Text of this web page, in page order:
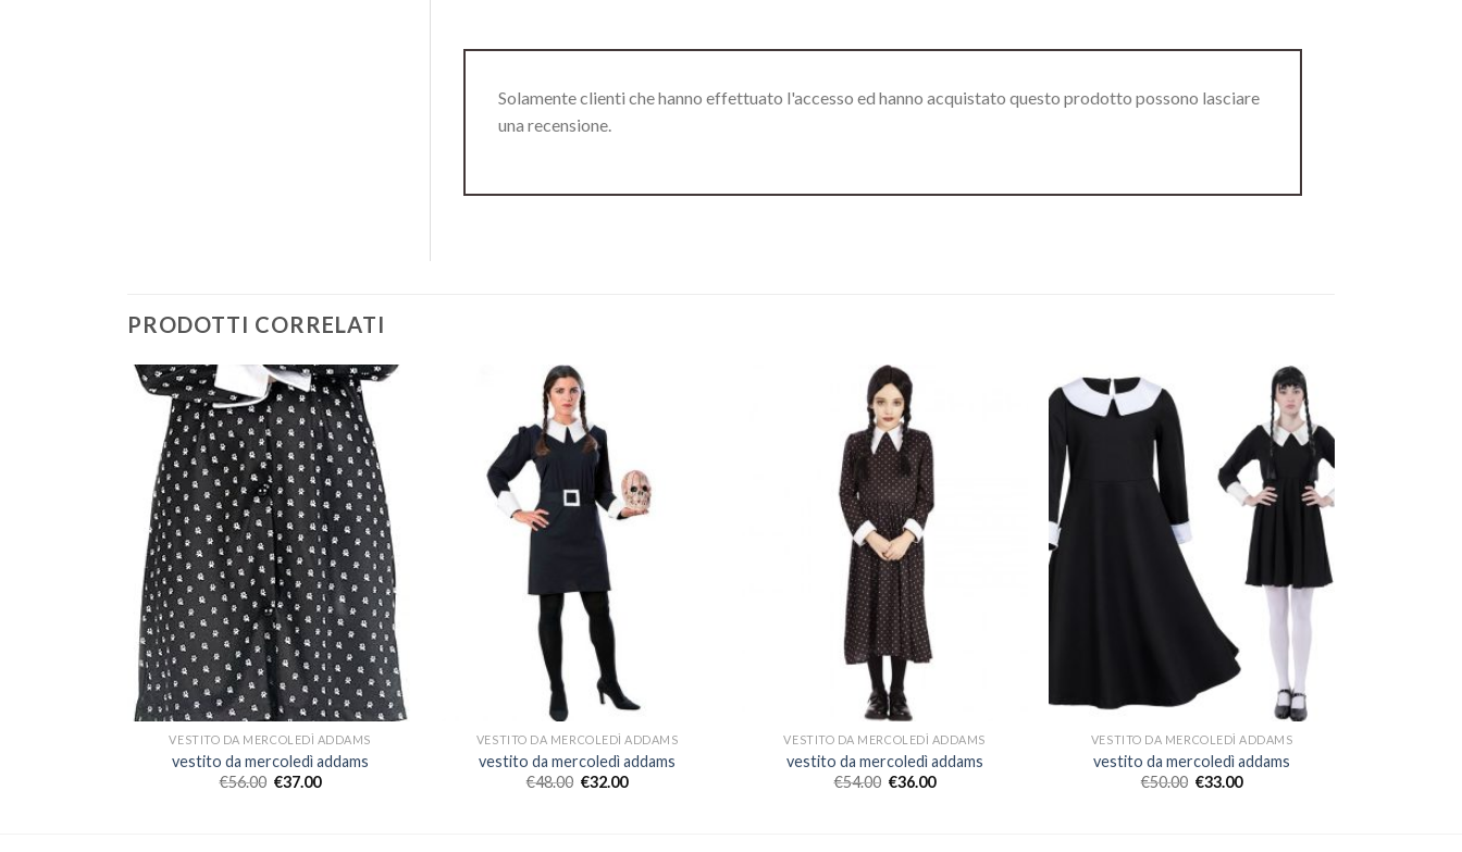
Solamente clienti che hanno effettuato l'accesso ed hanno acquistato questo prodotto possono lasciare
una recensione.
PRODOTTI CORRELATI
VESTITO DA MERCOLEDÌ ADDAMS
vestito da mercoledì addams
€56.00 €37.00
VESTITO DA MERCOLEDÌ ADDAMS
vestito da mercoledì addams
€48.00 €32.00
VESTITO DA MERCOLEDÌ ADDAMS
vestito da mercoledì addams
€54.00 €36.00
VESTITO DA MERCOLEDÌ ADDAMS
vestito da mercoledì addams
€50.00 €33.00